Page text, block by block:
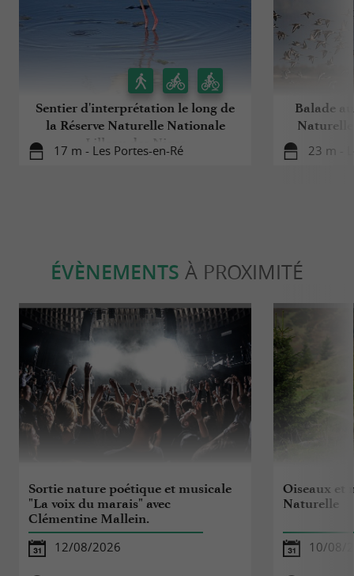
Sentier d'interprétation le long de
la Réserve Naturelle Nationale
Lilleau des Niges
17 m - Les Portes-en-Ré
Balade
23 m -
ÉVÈNEMENTS À PROXIMITÉ
Sortie nature poétique et musicale
"La voix du marais" avec
Clémentine Mallein.
12/08/2026
Oiseaux et
Naturelle
10/08/